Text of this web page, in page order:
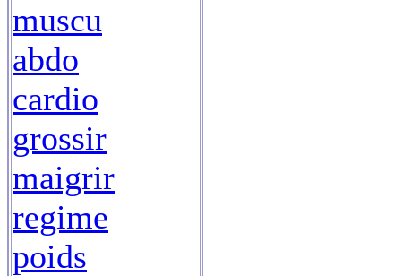
muscu
abdo
cardio
grossir
maigrir
regime
poids